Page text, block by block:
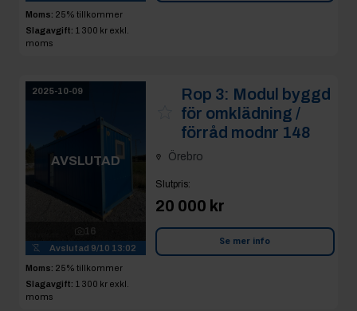
Moms: 25% tillkommer
Slagavgift: 1 300 kr exkl.
moms
2025-10-09
AVSLUTAD
16
Avslutad 9/10 13:02
Moms: 25% tillkommer
Slagavgift: 1 300 kr exkl.
moms
Rop 3: Modul byggd
för omklädning /
förråd modnr 148
Örebro
Slutpris:
20 000 kr
Se mer info